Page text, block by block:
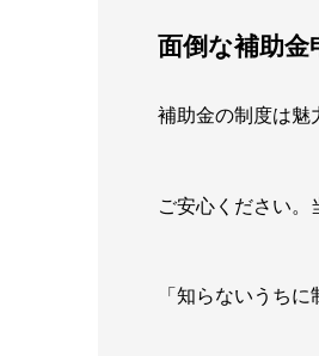
面倒な補助金
補助金の制度は魅
ご安心ください。
「知らないうち